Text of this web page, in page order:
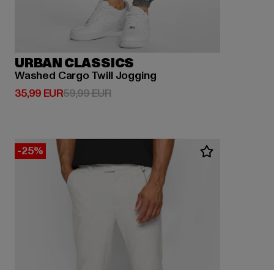
URBAN CLASSICS
Washed Cargo Twill Jogging
35,99 EUR
Derzeitiger Preis: 35,99 EUR
59,99 EURAktionspreis: 59,99 EUR
-25%